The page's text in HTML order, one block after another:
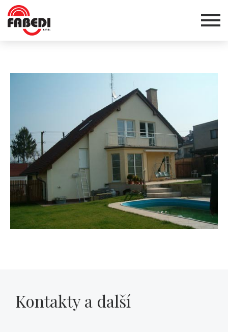
Kontakty a další